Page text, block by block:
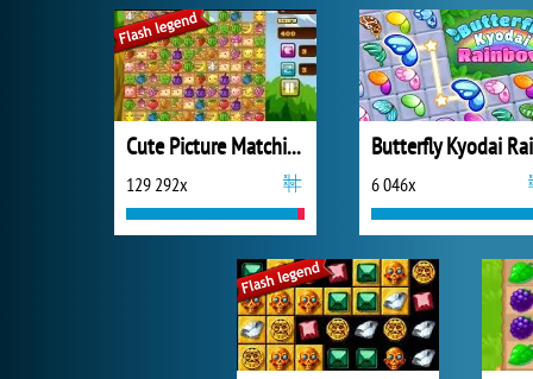
Cute Picture Matching
129 292x 6 046x